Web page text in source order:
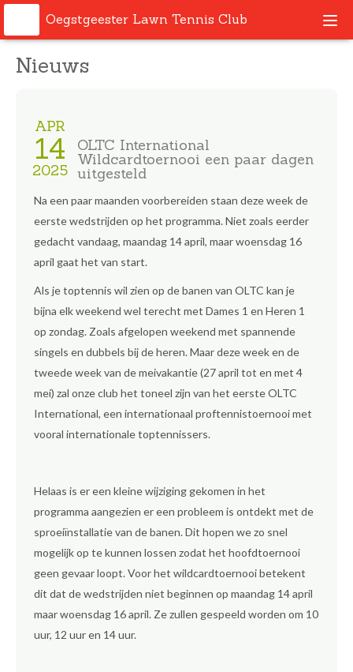
Oegstgeester Lawn Tennis Club
Nieuws
OLTC International
Wildcardtoernooi een paar dagen
uitgesteld
APR
14
2025
Na een paar maanden voorbereiden staan deze week de
eerste wedstrijden op het programma. Niet zoals eerder
gedacht vandaag, maandag 14 april, maar woensdag 16
april gaat het van start.
Als je toptennis wil zien op de banen van OLTC kan je
bijna elk weekend wel terecht met Dames 1 en Heren 1
op zondag. Zoals afgelopen weekend met spannende
singels en dubbels bij de heren. Maar deze week en de
tweede week van de meivakantie (27 april tot en met 4
mei) zal onze club het toneel zijn van het eerste OLTC
International, een internationaal proftennistoernooi met
vooral internationale toptennissers.
Helaas is er een kleine wijziging gekomen in het
programma aangezien er een probleem is ontdekt met de
sproeiïnstallatie van de banen. Dit hopen we zo snel
mogelijk op te kunnen lossen zodat het hoofdtoernooi
geen gevaar loopt. Voor het wildcardtoernooi betekent
dit dat de wedstrijden niet beginnen op maandag 14 april
maar woensdag 16 april. Ze zullen gespeeld worden om 10
uur, 12 uur en 14 uur.